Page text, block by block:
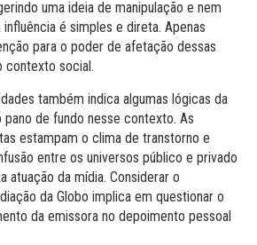
uma ideia de manipulação e nem
é simples e direta. Apenas
para o poder de afetação dessas
contexto social.
também indica algumas lógicas da
de fundo nesse contexto. As
estampam o clima de transtorno e
entre os universos público e privado
atuação da mídia. Considerar o
da Globo implica em questionar o
da emissora no depoimento pessoal